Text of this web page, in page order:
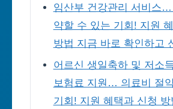
임산부 건강관리 서비스…
약할 수 있는 기회! 지원
방법 지금 바로 확인하고
어르신 생일축하 및 저소
보험료 지원… 의료비 절
기회! 지원 혜택과 신청